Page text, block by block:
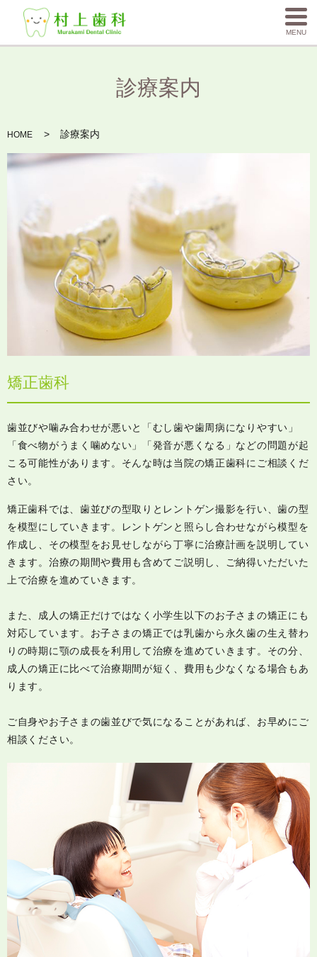
MENU
診療案内
HOME 診療案内
矯正歯科
歯並びや噛み合わせが悪いと「むし歯や歯周病になりやすい」
「食べ物がうまく噛めない」「発音が悪くなる」などの問題が起
こる可能性があります。そんな時は当院の矯正歯科にご相談くだ
さい。
矯正歯科では、歯並びの型取りとレントゲン撮影を行い、歯の型
を模型にしていきます。レントゲンと照らし合わせながら模型を
作成し、その模型をお見せしながら丁寧に治療計画を説明してい
きます。治療の期間や費用も含めてご説明し、ご納得いただいた
上で治療を進めていきます。
また、成人の矯正だけではなく小学生以下のお子さまの矯正にも
対応しています。お子さまの矯正では乳歯から永久歯の生え替わ
りの時期に顎の成長を利用して治療を進めていきます。その分、
成人の矯正に比べて治療期間が短く、費用も少なくなる場合もあ
ります。
ご自身やお子さまの歯並びで気になることがあれば、お早めにご
相談ください。